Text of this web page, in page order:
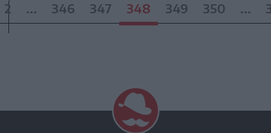
2 ... 346 347 348 349 350 ...